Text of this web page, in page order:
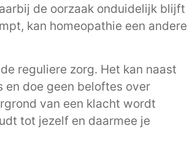
de oorzaak onduidelijk blijft
kan homeopathie een andere
reguliere zorg. Het kan naast
en doe geen beloftes over
van een klacht wordt
tot jezelf en daarmee je